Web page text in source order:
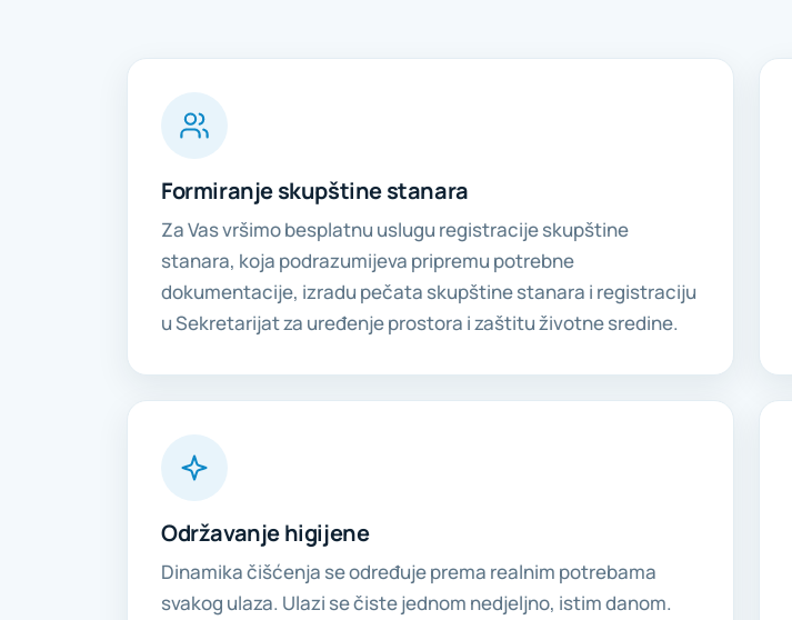
Formiranje skupštine stanara
Za Vas vršimo besplatnu uslugu registracije skupštine
stanara, koja podrazumijeva pripremu potrebne
dokumentacije, izradu pečata skupštine stanara i registraciju
u Sekretarijat za uređenje prostora i zaštitu životne sredine.
Održavanje higijene
Dinamika čišćenja se određuje prema realnim potrebama
svakog ulaza. Ulazi se čiste jednom nedjeljno, istim danom.